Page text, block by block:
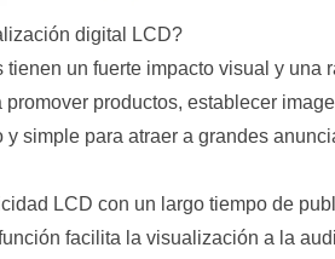
digital LCD?
tienen un fuerte impacto visual y
productos, establecer
y simple para atraer a grandes
LCD con un largo tiempo de
facilita la visualización a la